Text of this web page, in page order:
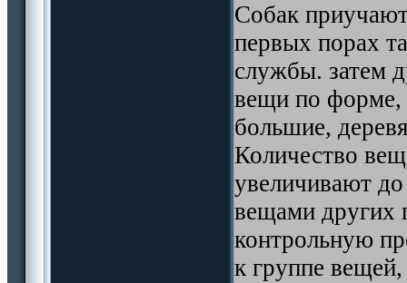
Собак
первых порах
службы. затем
вещи по форме,
большие,
Количество
увеличивают
вещами других
контрольную
к группе вещей,